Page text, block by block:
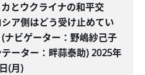
とウクライナの和平交
ア側はどう受け止めてい
ナビゲーター：野嶋紗己子
ーター：畔蒜泰助) 2025年
(月)